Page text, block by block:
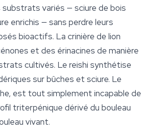
variés — sciure de bois
enrichis — sans perdre leurs
bioactifs. La crinière de lion
et des érinacines de manière
cultivés. Le reishi synthétise
sur bûches et sciure. Le
est tout simplement incapable de
triterpénique dérivé du bouleau
vivant.